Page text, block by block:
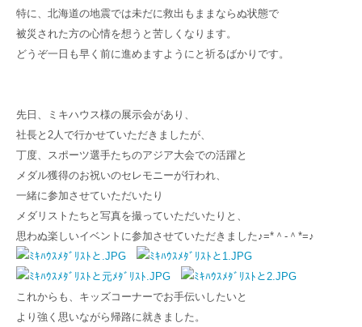
特に、北海道の地震では未だに救出もままならぬ状態で
被災された方の心情を想うと苦しくなります。
どうぞ一日も早く前に進めますようにと祈るばかりです。
先日、ミキハウス様の展示会があり、
社長と2人で行かせていただきましたが、
丁度、スポーツ選手たちのアジア大会での活躍と
メダル獲得のお祝いのセレモニーが行われ、
一緒に参加させていただいたり
メダリストたちと写真を撮っていただいたりと、
思わぬ楽しいイベントに参加させていただきました♪=*＾-＾*=♪
これからも、キッズコーナーでお手伝いしたいと
より強く思いながら帰路に就きました。